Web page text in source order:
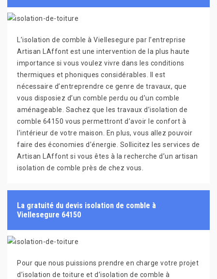
L’isolation de comble à Viellesegure par l’entreprise
Artisan LAffont est une intervention de la plus haute
importance si vous voulez vivre dans les conditions
thermiques et phoniques considérables. Il est
nécessaire d’entreprendre ce genre de travaux, que
vous disposiez d’un comble perdu ou d’un comble
aménageable. Sachez que les travaux d’isolation de
comble 64150 vous permettront d’avoir le confort à
l’intérieur de votre maison. En plus, vous allez pouvoir
faire des économies d’énergie. Sollicitez les services de
Artisan LAffont si vous êtes à la recherche d’un artisan
isolation de comble près de chez vous.
La gratuité du devis isolation de comble à
Viellesegure 64150
Pour que nous puissions prendre en charge votre projet
d’isolation de toiture et d’isolation de comble à